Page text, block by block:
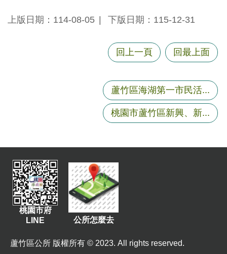
上版日期：114-08-05 下版日期：115-12-31
回上一頁 回最上面
蘆竹區海湖第一市民活...
桃園市蘆竹區新興、新...
桃園市府
LINE
公所怎麼去
蘆竹區公所 版權所有 © 2023. All rights reserved.